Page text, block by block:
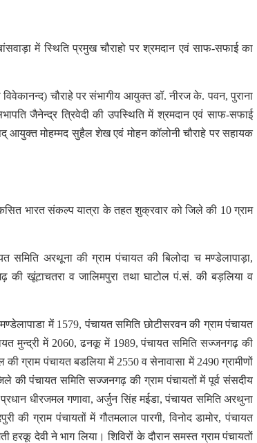
में स्थिति प्रमुख चौराहो पर श्रमदान एवं साफ-सफाई का
चौराहे पर संभागीय आयुक्त डॉ. नीरज के. पवन, पुराना
जैनेन्द्र त्रिवेदी की उपस्थिति में श्रमदान एवं साफ-सफाई
आयुक्त मोहम्मद सुहैल शेख एवं मोहन कॉलोनी चौराहे पर सहायक
भारत संकल्प यात्रा के तहत शुक्रवार को जिले की 10 ग्राम
समिति अरथूना की ग्राम पंचायत की बिलोदा च मण्डेलापाड़ा,
खूंटाचतरा व जालिमपुरा तथा घाटोल पं.सं. की बड़लिया व
में 1579, पंचायत समिति छोटीसरवन की ग्राम पंचायत
मुन्द्री में 2060, ढनकू में 1989, पंचायत समिति सज्जनगढ़ की
ग्राम पंचायत बडलिया में 2550 व सेनावासा में 2490 ग्रामीणों
की पंचायत समिति सज्जनगढ़ की ग्राम पंचायतों में पूर्व संसदीय
धीरजमल गणावा, अर्जुन सिंह मईडा, पंचायत समिति अरथुना
की ग्राम पंचायतों में गौतमलाल पारगी, विनोद डामोर, पंचायत
हरकू देवी ने भाग लिया। शिविरों के दौरान समस्त ग्राम पंचायतों